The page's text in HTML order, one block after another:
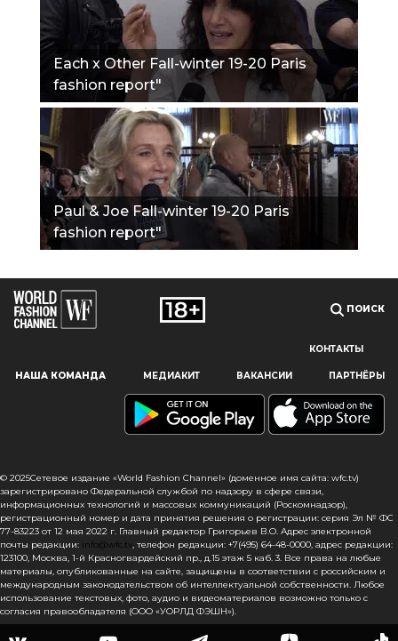
Наш сайт использует файлы cookie и похожие технологии,
пользователям, предоставляя персонализированную
информацию, запоминая предпочтения в области
сайта, вы подтверждаете свое согласие на использование
файлов cookie в соответствии с настоящим уведомлением
в отношении данного типа файлов. Если вы не согласны
с тем, чтобы мы использовали данный тип файлов,
то вы должны соответствующим образом установить
настройки вашего браузера или не использовать сайт wfc.tv
Each x Other Fall-winter 19-20 Paris
fashion report"
Paul & Joe Fall-winter 19-20 Paris
fashion report"
ПОИСК
КОНТАКТЫ
НАША КОМАНДА МЕДИАКИТ ВАКАНСИИ ПАРТНЁРЫ
© 2025Сетевое издание «World Fashion Channel» (доменное имя сайта: wfc.tv)
зарегистрировано Федеральной службой по надзору в сфере связи,
информационных технологий и массовых коммуникаций (Роскомнадзор),
регистрационный номер и дата принятия решения о регистрации: серия Эл № ФС
77-83223 от 12 мая 2022 г. Главный редактор Григорьев В.О. Адрес электронной
почты редакции: info@wfc.tv, телефон редакции: +7(495) 64-48-0000, адрес редакции:
123100, Москва, 1-й Красногвардейский пр., д.15 этаж 5 каб. 3. Все права на любые
материалы, опубликованные на сайте, защищены в соответствии с российским и
международным законодательством об интеллектуальной собственности. Любое
использование текстовых, фото, аудио и видеоматериалов возможно только с
согласия правообладателя (ООО «УОРЛД ФЭШН»).